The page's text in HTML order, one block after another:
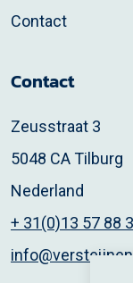
Contact
Contact
Zeusstraat 3
5048 CA Tilburg
Nederland
+ 31(0)13 57 88